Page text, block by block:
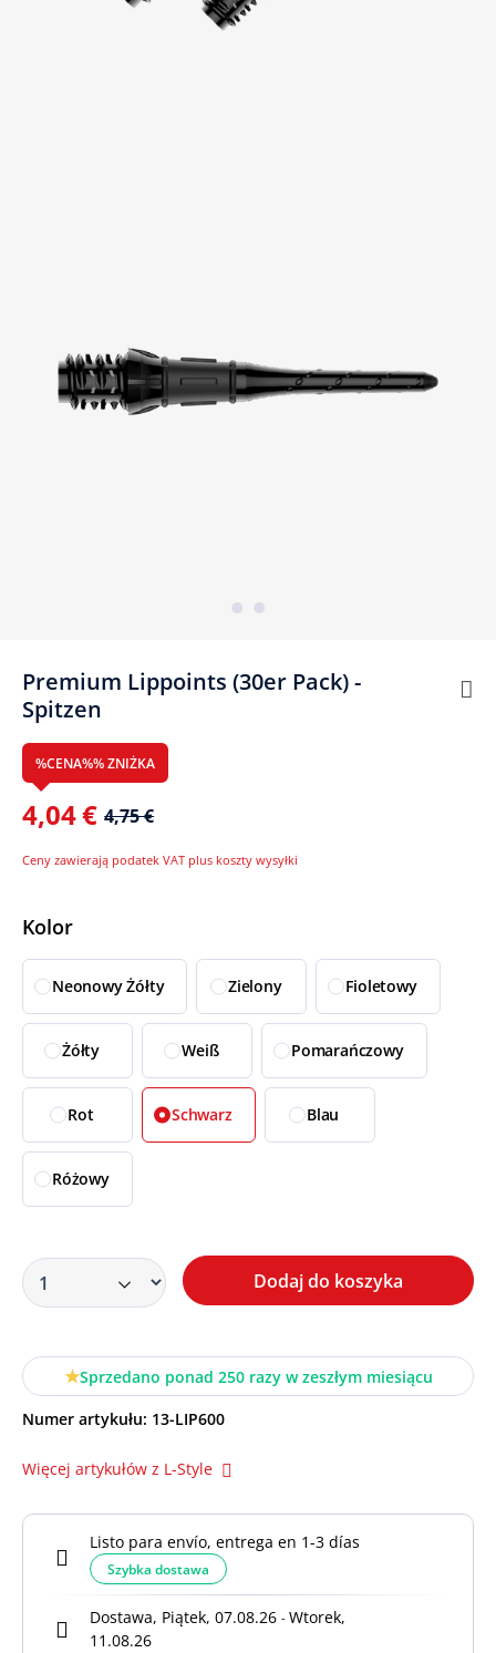
Premium Lippoints (30er Pack) -
Spitzen
%CENA%% ZNIŻKA
4,04 € 4,75 €
Ceny zawierają podatek VAT plus koszty wysyłki
Wybierz
Kolor
Neonowy Żółty Zielony Fioletowy
Żółty Weiß Pomarańczowy
Rot Schwarz Blau
Różowy
Dodaj do koszyka
Numer artykułu: 13-LIP600
Sprzedano ponad 250 razy w zeszłym miesiącu
Więcej artykułów z L-Style
Listo para envío, entrega en 1-3 días
Szybka dostawa
Dostawa, Piątek, 07.08.26 - Wtorek,
11.08.26